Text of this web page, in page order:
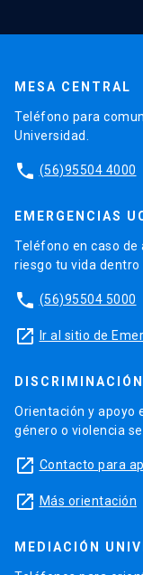
MESA CENTRAL
Teléfono para
Universidad.
phone (56)95504 4000
EMERGENCIAS
Teléfono en caso de
riesgo tu vida dentro
phone (56)95504 5000
launch Ir al sitio de
Orientación y apoyo
género o violencia
launch Contacto para
launch Más orientación
MEDIACIÓN